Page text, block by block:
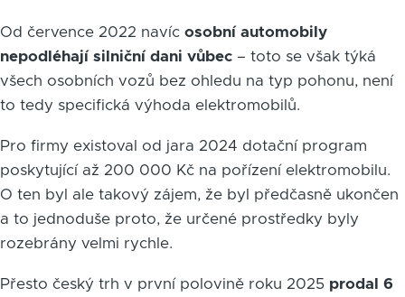
Od července 2022 navíc osobní automobily
nepodléhají silniční dani vůbec – toto se však týká
všech osobních vozů bez ohledu na typ pohonu, není
to tedy specifická výhoda elektromobilů.
Pro firmy existoval od jara 2024 dotační program
poskytující až 200 000 Kč na pořízení elektromobilu.
O ten byl ale takový zájem, že byl předčasně ukončen
a to jednoduše proto, že určené prostředky byly
rozebrány velmi rychle.
Přesto český trh v první polovině roku 2025 prodal 6